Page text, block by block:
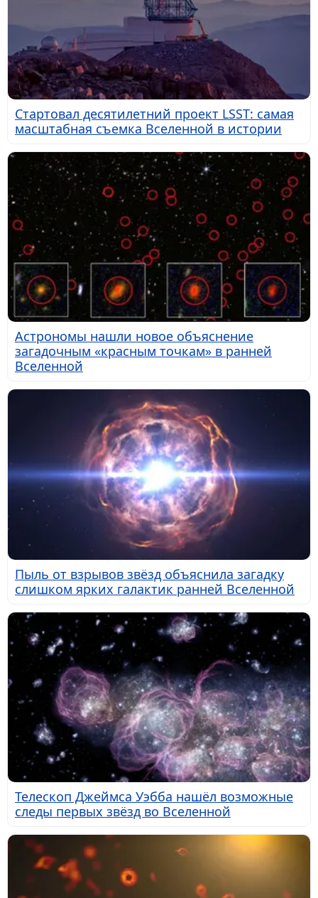
Стартовал десятилетний проект LSST: самая
масштабная съемка Вселенной в истории
Астрономы нашли новое объяснение
загадочным «красным точкам» в ранней
Вселенной
Пыль от взрывов звёзд объяснила загадку
слишком ярких галактик ранней Вселенной
Телескоп Джеймса Уэбба нашёл возможные
следы первых звёзд во Вселенной